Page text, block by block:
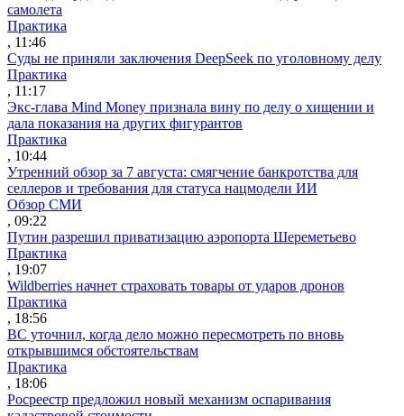
самолета
Практика
, 11:46
Суды не приняли заключения DeepSeek по уголовному делу
Практика
, 11:17
Экс-глава Mind Money признала вину по делу о хищении и
дала показания на других фигурантов
Практика
, 10:44
Утренний обзор за 7 августа: смягчение банкротства для
селлеров и требования для статуса нацмодели ИИ
Обзор СМИ
, 09:22
Путин разрешил приватизацию аэропорта Шереметьево
Практика
, 19:07
Wildberries начнет страховать товары от ударов дронов
Практика
, 18:56
ВС уточнил, когда дело можно пересмотреть по вновь
открывшимся обстоятельствам
Практика
, 18:06
Росреестр предложил новый механизм оспаривания